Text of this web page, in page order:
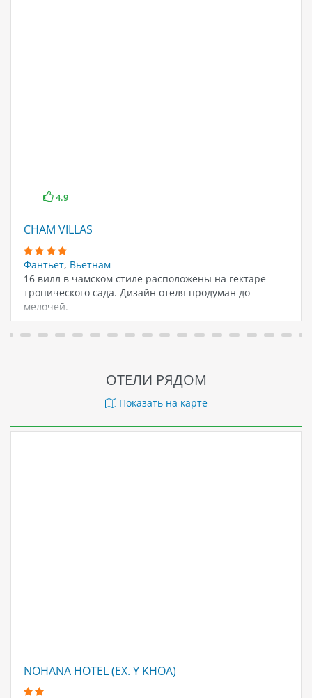
4.9
CHAM VILLAS
Фантьет, Вьетнам
16 вилл в чамском стиле расположены на гектаре
тропического сада. Дизайн отеля продуман до
мелочей.
ОТЕЛИ РЯДОМ
Показать на карте
NOHANA HOTEL (EX. Y KHOA)